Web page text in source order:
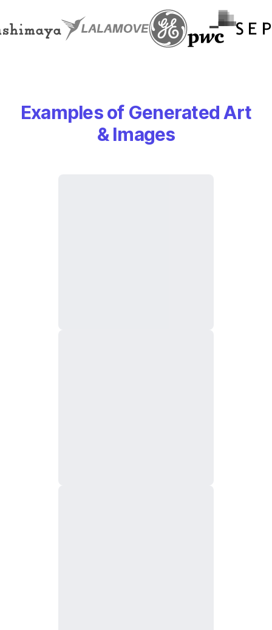
Examples of Generated Art
& Images